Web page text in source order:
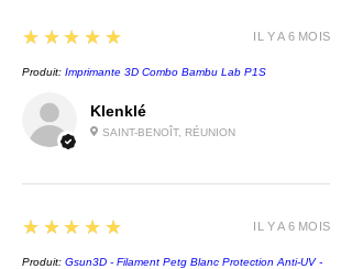
Klenklé
SAINT-BENOÎT, RÉUNION
5
★★★★★
Produit: Imprimante 3D Combo Bambu Lab P1S
IL Y A 6 MOIS
5
★★★★★
Produit: Gsun3D - Filament Petg Blanc Protection Anti-UV -
IL Y A 6 MOIS